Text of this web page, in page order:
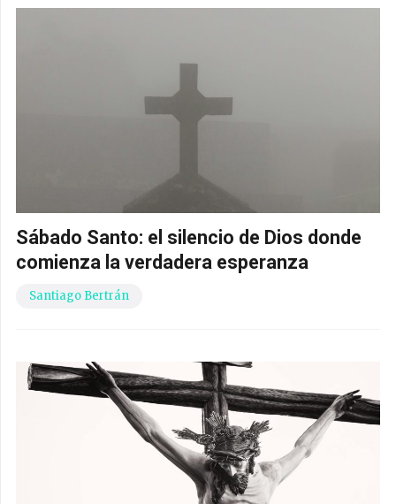
Sábado Santo: el silencio de Dios donde
comienza la verdadera esperanza
Santiago Bertrán